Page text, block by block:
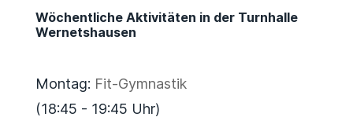
Wöchentliche Aktivitäten in der Turnhalle
Wernetshausen
Montag: Fit-Gymnastik
(18:45 - 19:45 Uhr)